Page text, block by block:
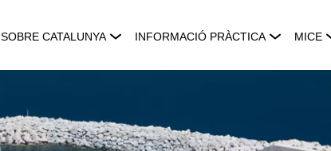
SOBRE CATALUNYA INFORMACIÓ PRÀCTICA MICE